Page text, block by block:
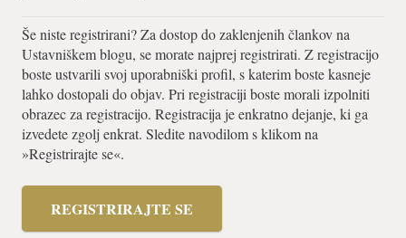
Še niste registrirani? Za dostop do zaklenjenih člankov na
Ustavniškem blogu, se morate najprej registrirati. Z registracijo
boste ustvarili svoj uporabniški profil, s katerim boste kasneje
lahko dostopali do objav. Pri registraciji boste morali izpolniti
obrazec za registracijo. Registracija je enkratno dejanje, ki ga
izvedete zgolj enkrat. Sledite navodilom s klikom na
»Registrirajte se«.
REGISTRIRAJTE SE